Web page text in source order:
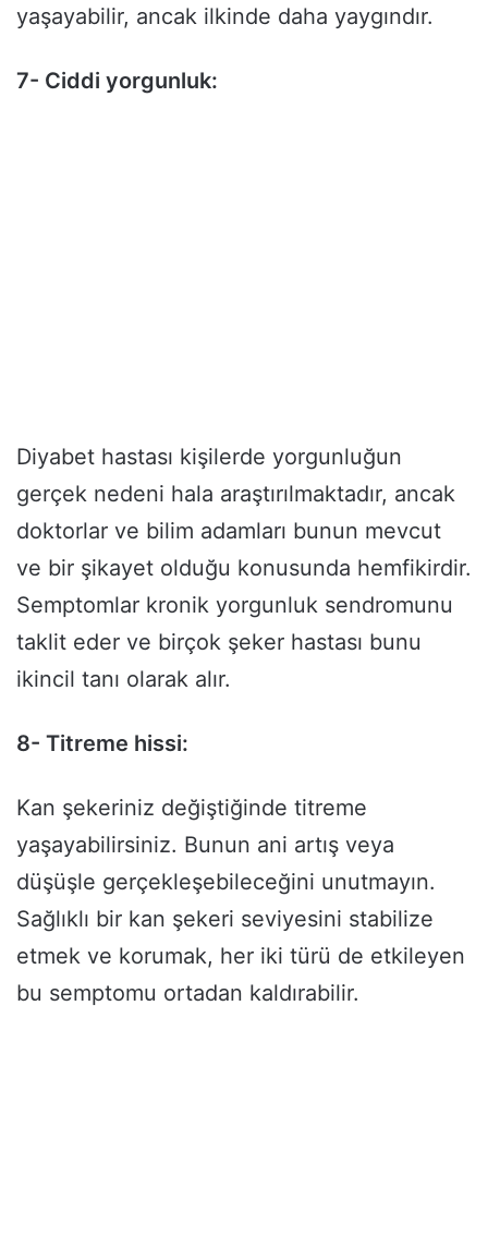
yaşayabilir, ancak ilkinde daha yaygındır.
7- Ciddi yorgunluk:
Diyabet hastası kişilerde yorgunluğun
gerçek nedeni hala araştırılmaktadır, ancak
doktorlar ve bilim adamları bunun mevcut
ve bir şikayet olduğu konusunda hemfikirdir.
Semptomlar kronik yorgunluk sendromunu
taklit eder ve birçok şeker hastası bunu
ikincil tanı olarak alır.
8- Titreme hissi:
Kan şekeriniz değiştiğinde titreme
yaşayabilirsiniz. Bunun ani artış veya
düşüşle gerçekleşebileceğini unutmayın.
Sağlıklı bir kan şekeri seviyesini stabilize
etmek ve korumak, her iki türü de etkileyen
bu semptomu ortadan kaldırabilir.